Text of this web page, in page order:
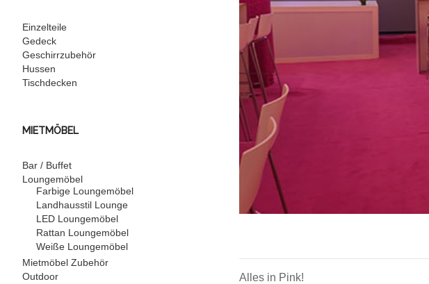
Alles in Pink!
Einzelteile
Gedeck
Geschirrzubehör
Hussen
Tischdecken
MIETMÖBEL
Bar / Buffet
Loungemöbel
Farbige Loungemöbel
Landhausstil Lounge
LED Loungemöbel
Rattan Loungemöbel
Weiße Loungemöbel
Mietmöbel Zubehör
Outdoor